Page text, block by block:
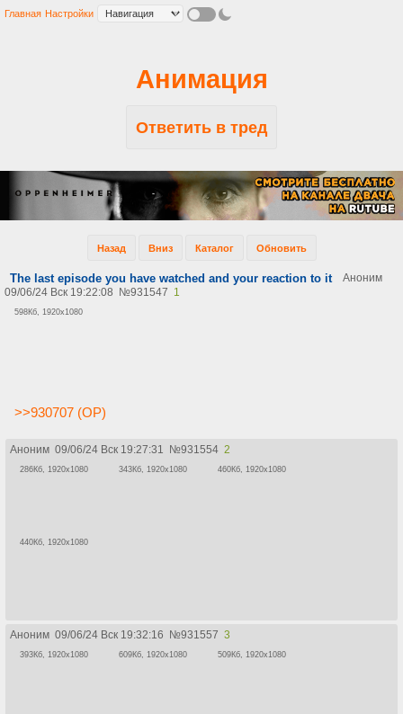
Главная Настройки
Анимация
Ответить в тред
Назад Вниз Каталог Обновить
The last episode you have watched and your reaction to it
Аноним
09/06/24 Вск 19:22:08
№931547 1
598Кб, 1920x1080
>>930707 (OP)
Аноним 09/06/24 Вск 19:27:31 №931554 2
286Кб, 1920x1080 343Кб, 1920x1080 460Кб, 1920x1080
440Кб, 1920x1080
Аноним 09/06/24 Вск 19:32:16 №931557 3
393Кб, 1920x1080 609Кб, 1920x1080 509Кб, 1920x1080